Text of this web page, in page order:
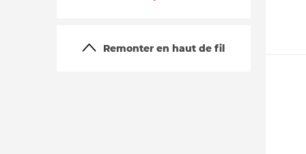
Remonter en haut de fil